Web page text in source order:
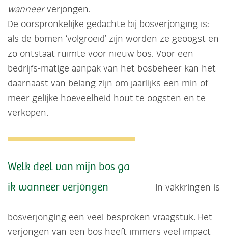
wanneerverjongen.
De oorspronkelijke gedachte bij bosverjonging is:
als de bomen ‘volgroeid’ zijn worden ze geoogst en
zo ontstaat ruimte voor nieuw bos. Voor een
bedrijfs-matige aanpak van het bosbeheer kan het
daarnaast van belang zijn om jaarlijks een min of
meer gelijke hoeveelheid hout te oogsten en te
verkopen.
Welk deel van mijn bos ga
ik wanneer verjongen
In vakkringen is
bosverjonging een veel besproken vraagstuk. Het
verjongen van een bos heeft immers veel impact